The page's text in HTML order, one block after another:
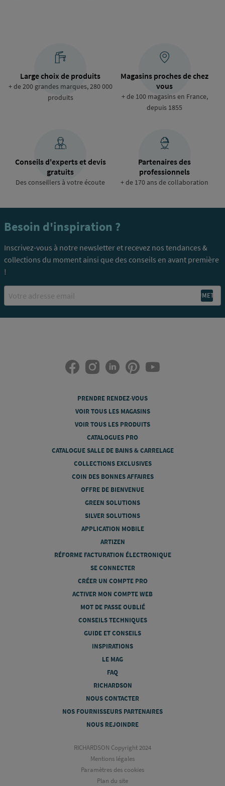
Large choix de produits
+ de 200 grandes marques, 280 000
produits
Magasins proches de chez
vous
+ de 100 magasins en France,
depuis 1855
Conseils d'experts et devis
gratuits
Des conseillers à votre écoute
Partenaires des
professionnels
+ de 170 ans de collaboration
Besoin d'inspiration ?
Inscrivez-vous à notre newsletter et recevez nos tendances &
collections du moment ainsi que des conseils en avant première
!
PRENDRE RENDEZ-VOUS
VOIR TOUS LES MAGASINS
VOIR TOUS LES PRODUITS
CATALOGUES PRO
CATALOGUE SALLE DE BAINS & CARRELAGE
COLLECTIONS EXCLUSIVES
COIN DES BONNES AFFAIRES
OFFRE DE BIENVENUE
GREEN SOLUTIONS
SILVER SOLUTIONS
APPLICATION MOBILE
ARTIZEN
RÉFORME FACTURATION ÉLECTRONIQUE
SE CONNECTER
CRÉER UN COMPTE PRO
ACTIVER MON COMPTE WEB
MOT DE PASSE OUBLIÉ
CONSEILS TECHNIQUES
GUIDE ET CONSEILS
INSPIRATIONS
LE MAG
FAQ
RICHARDSON
NOUS CONTACTER
NOS FOURNISSEURS PARTENAIRES
NOUS REJOINDRE
RICHARDSON Copyright 2024
Mentions légales
Paramètres des cookies
Plan du site